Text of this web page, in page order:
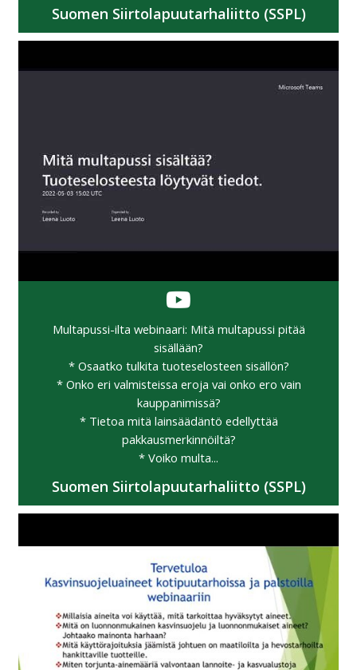
Suomen Siirtolapuutarhaliitto (SSPL)
Multapussi-ilta webinaari: Mitä multapussi pitää
sisällään?
* Osaatko tulkita tuoteselosteen sisällön?
* Onko eri valmisteissa eroja vai onko ero vain
kauppanimissä?
* Tietoa mitä lainsäädäntö edellyttää
pakkausmerkinnöiltä?
* Voiko multa...
Suomen Siirtolapuutarhaliitto (SSPL)